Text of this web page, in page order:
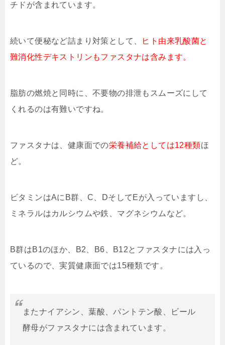
チドが含まれています。
続いて便秘など詰まり対策として、
ヒト由来乳酸菌と
難消化性デキストリンもファスタナは含みます。
脂肪の燃焼と同時に、不要物の排泄もスムーズにして
くれるのは有難いですね。
ファスタナは、健康面での栄養補給としては12種類ほ
ど。
ビタミンはAにB群、C、DそしてEが入っていますし、
ミネラルはカルシウムや鉄、マグネシウムなど。
B群はB1のほか、B2、B6、B12とファスタナには入っ
ているので、実質健康面では15種類です。
またナイアシン、葉酸、パントテン酸、ビール
酵母がファスタナには含まれています。